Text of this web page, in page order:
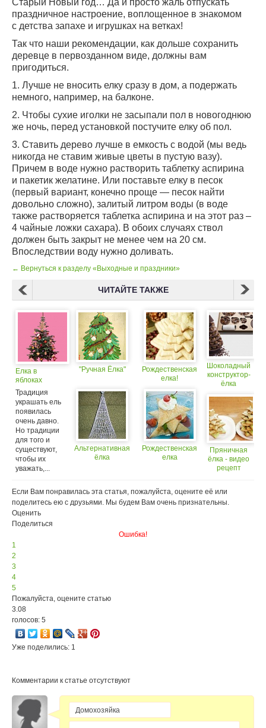
Старый Новый год… Да и просто жаль отпускать
праздничное настроение, воплощенное в знакомом
с детства запахе и игрушках на ветках!
Так что наши рекомендации, как дольше сохранить
деревце в первозданном виде, должны вам
пригодиться.
1. Лучше не вносить елку сразу в дом, а подержать
немного, например, на балконе.
2. Чтобы сухие иголки не засыпали пол в новогоднюю
же ночь, перед установкой постучите елку об пол.
3. Ставить дерево лучше в емкость с водой (мы ведь
никогда не ставим живые цветы в пустую вазу).
Причем в воде нужно растворить таблетку аспирина
и пакетик желатине. Или поставьте елку в песок
(первый вариант, конечно проще — песок найти
довольно сложно), залитый литром воды (в воде
также растворяется таблетка аспирина и на этот раз –
4 чайные ложки сахара). В обоих случаях ствол
должен быть закрыт не менее чем на 20 см.
Впоследствии воду нужно доливать.
← Вернуться к разделу «Выходные и праздники»
ЧИТАЙТЕ ТАКЖЕ
Елка в
яблоках
Традиция
украшать ель
появилась
очень давно.
Но традиции
для того и
существуют,
чтобы их
уважать,...
"Ручная Ёлка"
Альтернативная
ёлка
Рождественская
елка!
Рождественская
елка
Шоколадный
конструктор-
ёлка
Пряничная
ёлка - видео
рецепт
Если Вам понравилась эта статья, пожалуйста, оцените её или
поделитесь ею с друзьями. Мы будем Вам очень признательны.
Оценить
Поделиться
Ошибка!
1
2
3
4
5
Пожалуйста, оцените статью
3.08
голосов: 5
Уже поделились: 1
Комментарии к статье отсутствуют